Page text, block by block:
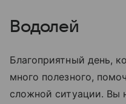
Водолей
Благоприятный день,
много полезного,
сложной ситуации. Вы